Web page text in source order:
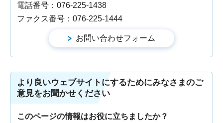
電話番号：076-225-1438
ファクス番号：076-225-1444
より良いウェブサイトにするためにみなさまのご
意見をお聞かせください
このページの情報はお役に立ちましたか？